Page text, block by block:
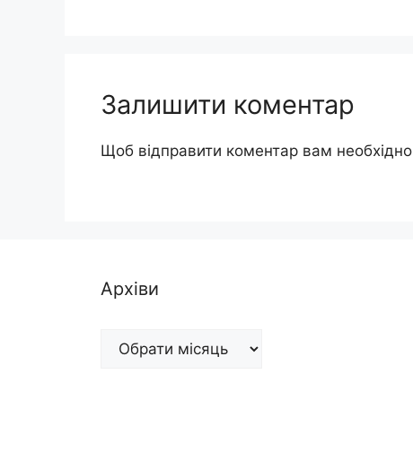
Залишити коментар
Щоб відправити коментар вам необхідно
Архіви
Архіви